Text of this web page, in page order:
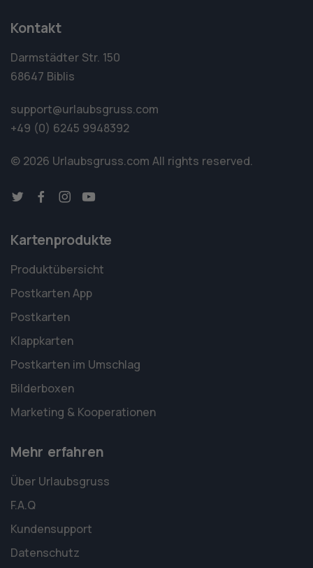
Kontakt
Darmstädter Str. 150
68647 Biblis
support@urlaubsgruss.com
+49 (0) 6245 9948392
© 2026 Urlaubsgruss.com All rights reserved.
Kartenprodukte
Produktübersicht
Postkarten App
Postkarten
Klappkarten
Postkarten im Umschlag
Bilderboxen
Marketing & Kooperationen
Mehr erfahren
Über Urlaubsgruss
F.A.Q
Kundensupport
Datenschutz